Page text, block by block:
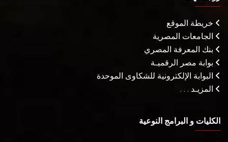
خريطة الموقع
الجامعات المصرية
بنك المعرفة المصري
بوابة مصر الرقميـة
البوابة الإلكترونية للشكاوى الموحدة
المزيـد . . .
الكليات و البرامج النوعية